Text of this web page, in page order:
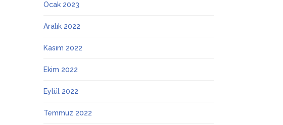
Ocak 2023
Aralık 2022
Kasım 2022
Ekim 2022
Eylül 2022
Temmuz 2022